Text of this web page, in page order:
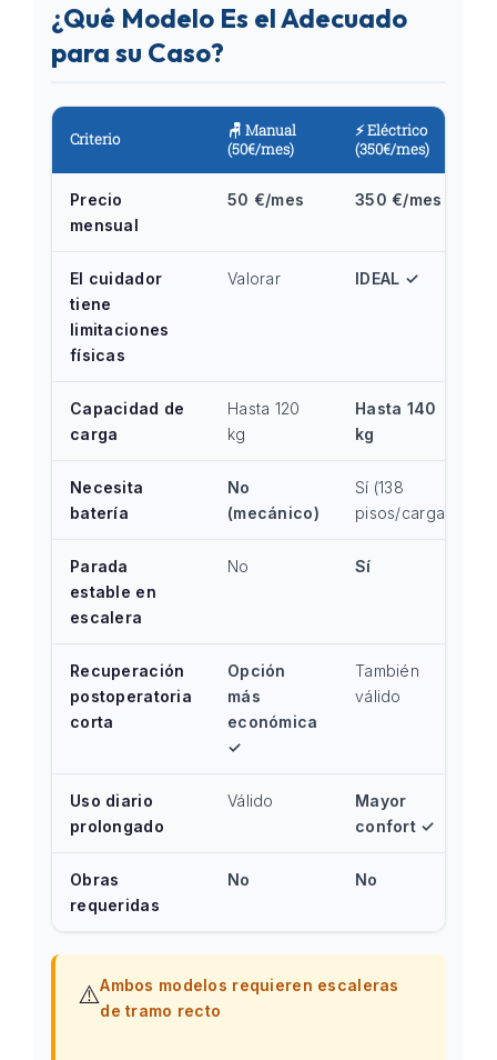
¿Qué Modelo Es el Adecuado
para su Caso?
Criterio
🪑 Manual
(50€/mes)
⚡ Eléctrico
(350€/mes)
Precio
mensual
50 €/mes 350 €/mes
El cuidador
tiene
limitaciones
físicas
Valorar IDEAL ✓
Capacidad de
carga
Hasta 120
kg
Hasta 140
kg
Necesita
batería
No
(mecánico)
Sí (138
pisos/carga)
Parada
estable en
escalera
No Sí
Recuperación
postoperatoria
corta
Opción
más
económica
✓
También
válido
Uso diario
prolongado
Válido
Mayor
confort ✓
Obras
requeridas
No No
⚠️Ambos modelos requieren escaleras
de tramo recto